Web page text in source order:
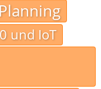
und IoT